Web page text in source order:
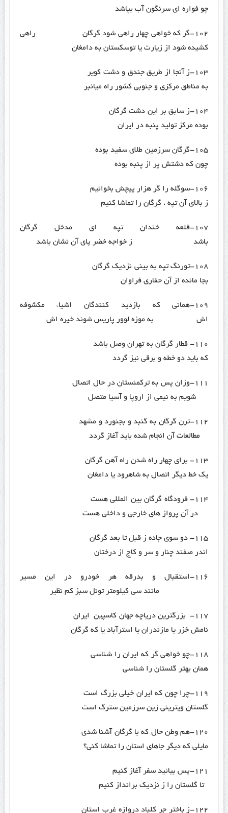
چو فواره ای سرنگون آب بپاشد
۱۰۲-گر که خواهی چهار راهی شود گرگان راهی
کشیده شود از زیارت یا توسکستان به دامغان
۱۰۳-ز آنجا از طریق جندق و دشت کویر
به مناطق مرکزی و جنوبی کشور راه میانبر
۱۰۴-ز سابق بر این دشت گرگان
بوده مرکز تولید پنبه در ایران
۱۰۵-گرگان سرزمین طلای سفید بوده
چون که دشتش پر از پنبه بوده
۱۰۶-سوگله را گر هزار پیچش بخوانیم
ز بالای آن تپه ، گرگان را تماشا کنیم
۱۰۷-قلعه خندان تپه ای مدخل گرگان
باشد ز خواجه خضر پای آن نشان باشد
۱۰۸-تورنگ تپه به بینی نزدیک گرگان
بجا مانده از آن حفاری فراوان
۱۰۹-همانی که بازدید کنندگان اشیاء مکشوفه
اش به موزه لوور پاریس شوند خیره اش
۱۱۰- قطار گرگان به تهران وصل باشد
که باید دو خطه و برقی نیز گردد
۱۱۱-وزان پس به ترکمنستان در حال اتصال
شویم به نیمی از اروپا و آسیا متصل
۱۱۲-ترن گرگان به گنبد و بجنورد و مشهد
مطالعات آن انجام شده باید آغاز گردد
۱۱۳- برای چهار راه شدن راه آهن گرگان
یک خط دیگر اتصال به شاهرود یا دامغان
۱۱۴- فرودگاه گرگان بین المللی هست
در آن پرواز های خارجی و داخلی هست
۱۱۵- دو سوی جاده ز قبل تا بعد گرگان
اندر صفند چنار و سر و کاج از درختان
۱۱۶-استقبال و بدرقه هر خودرو در این مسیر
مانند سی کیلومتر تونل سبز کم نظیر
۱۱۷- بزرگترین دریاچه جهان کاسپین ایران
نامش خزر یا مازندران یا استرآباد یا که گرگان
۱۱۸-چو خواهی گر که ایران را شناسی
همان بهتر گلستان را شناسی
۱۱۹-چرا چون که ایران خیلی بزرگ است
گلستان ویترینی زین سرزمین سترگ است
۱۲۰-هم وطن حال که با گرگان آشنا شدی
مایلی که دیگر جاهای استان را تماشا کنی؟
۱۲۱-پس بیائید سفر آغاز کنیم
تا گلستان را ز نزدیک برانداز کنیم
۱۲۲-ز باختر جر کلباد دروازه غرب استان